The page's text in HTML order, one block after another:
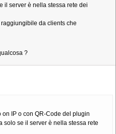
il server è nella stessa rete dei
da clients che
?
IP o con QR-Code del plugin
solo se il server è nella stessa rete